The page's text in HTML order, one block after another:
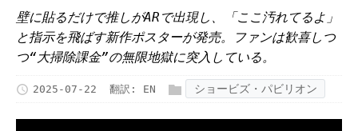
壁に貼るだけで推しがARで出現し、「ここ汚れてるよ」
と指示を飛ばす新作ポスターが発売。ファンは歓喜しつ
つ“大掃除課金”の無限地獄に突入している。
2025-07-22 翻訳: EN ショービズ・パビリオン